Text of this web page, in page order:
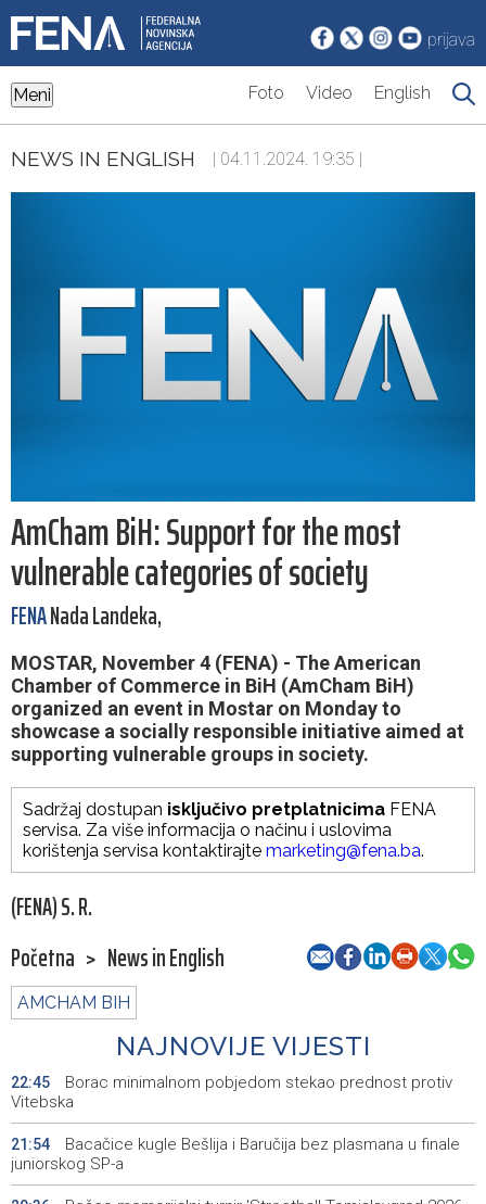
prijava
Meni Foto Video English
NEWS IN ENGLISH | 04.11.2024. 19:35 |
AmCham BiH: Support for the most
vulnerable categories of society
FENANada Landeka,
MOSTAR, November 4 (FENA) - The American
Chamber of Commerce in BiH (AmCham BiH)
organized an event in Mostar on Monday to
showcase a socially responsible initiative aimed at
supporting vulnerable groups in society.
Sadržaj dostupan isključivo pretplatnicima FENA
servisa. Za više informacija o načinu i uslovima
korištenja servisa kontaktirajte marketing@fena.ba.
(FENA) S. R.
Početna > News in English
AMCHAM BIH
NAJNOVIJE VIJESTI
22:45
Borac minimalnom pobjedom stekao prednost protiv
Vitebska
21:54
Bacačice kugle Bešlija i Baručija bez plasmana u finale
juniorskog SP-a